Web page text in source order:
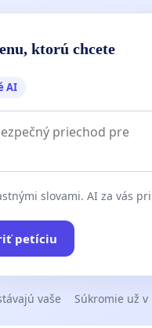
ktorú chcete
AI
slovami. AI za vás
petíciu
vaše Súkromie už